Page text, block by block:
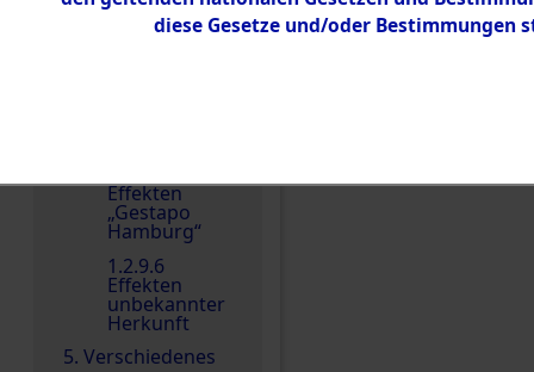
Dokument
Effekten
„Gestapo
Hamburg“
1.2.9.6
Effekten
unbekannter
Herkunft
5. Verschiedenes
Einen Kommentar
diese Gesetze und/oder Bestimmungen